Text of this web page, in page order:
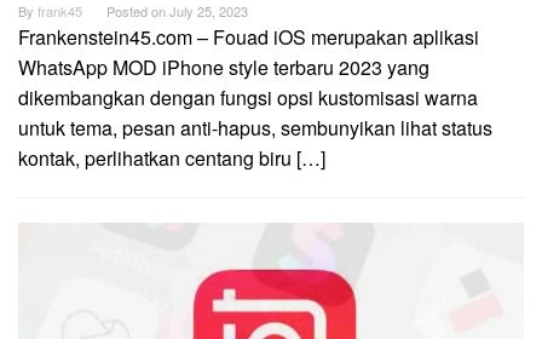
By frank45 Posted onJuly 25, 2023
Frankenstein45.com – Fouad iOS merupakan aplikasi
WhatsApp MOD iPhone style terbaru 2023 yang
dikembangkan dengan fungsi opsi kustomisasi warna
untuk tema, pesan anti-hapus, sembunyikan lihat status
kontak, perlihatkan centang biru […]